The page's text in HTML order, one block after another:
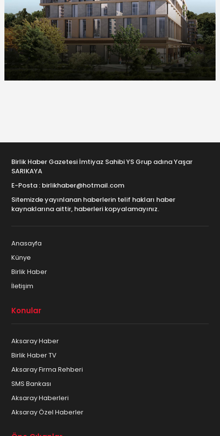
Birlik Haber Gazetesi İmtiyaz Sahibi YS Grup adına Yaşar
SARIKAYA
E-Posta : birlikhaber@hotmail.com
Sitemizde yayınlanan haberlerin telif hakları haber
kaynaklarına aittir, haberleri kopyalamayınız.
Anasayfa
Künye
Birlik Haber
İletişim
Konular
Aksaray Haber
Birlik Haber TV
Aksaray Firma Rehberi
SMS Bankası
Aksaray Haberleri
Aksaray Özel Haberler